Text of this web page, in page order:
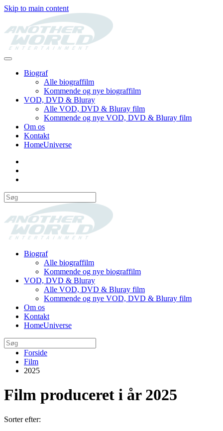
Skip to main content
Biograf
Alle biograffilm
Kommende og nye biograffilm
VOD, DVD & Bluray
Alle VOD, DVD & Bluray film
Kommende og nye VOD, DVD & Bluray film
Om os
Kontakt
HomeUniverse
Biograf
Alle biograffilm
Kommende og nye biograffilm
VOD, DVD & Bluray
Alle VOD, DVD & Bluray film
Kommende og nye VOD, DVD & Bluray film
Om os
Kontakt
HomeUniverse
Forside
Film
2025
Film produceret i år 2025
Sorter efter: